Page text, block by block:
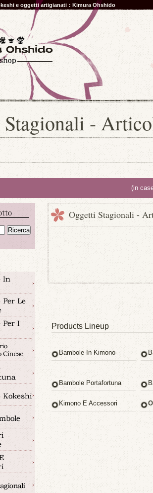
e oggetti artigianati：Kimura Ohshido
Stagionali -
(in
Oggetti Stagionali -
Products Lineup
Bambole In Kimono
Bambole Portafortuna
Kimono E Accessori